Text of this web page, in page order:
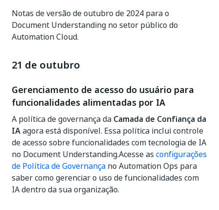
Notas de versão de outubro de 2024 para o
Document Understanding no setor público do
Automation Cloud.
21 de outubro
Gerenciamento de acesso do usuário para
funcionalidades alimentadas por IA
A política de governança da Camada de Confiança da
IAagora está disponível. Essa política inclui controle
de acesso sobre funcionalidades com tecnologia de IA
no Document Understanding.Acesse as configurações
de Política de Governança no Automation Ops para
saber como gerenciar o uso de funcionalidades com
IA dentro da sua organização.